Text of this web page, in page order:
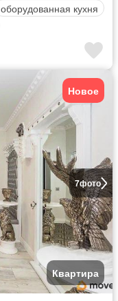
оборудованная кухня
7фото
Новое
Квартира